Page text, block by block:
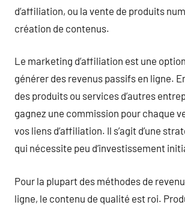
d’affiliation, ou la vente de produits
création de contenus.
Le marketing d’affiliation est une
générer des revenus passifs en ligne.
des produits ou services d’autres
gagnez une commission pour chaque
vos liens d’affiliation. Il s’agit d’une
qui nécessite peu d’investissement
Pour la plupart des méthodes de
ligne, le contenu de qualité est roi.